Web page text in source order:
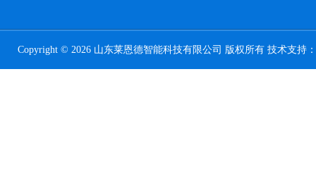
Copyright © 2026 山东莱恩德智能科技有限公司 版权所有 技术支持：